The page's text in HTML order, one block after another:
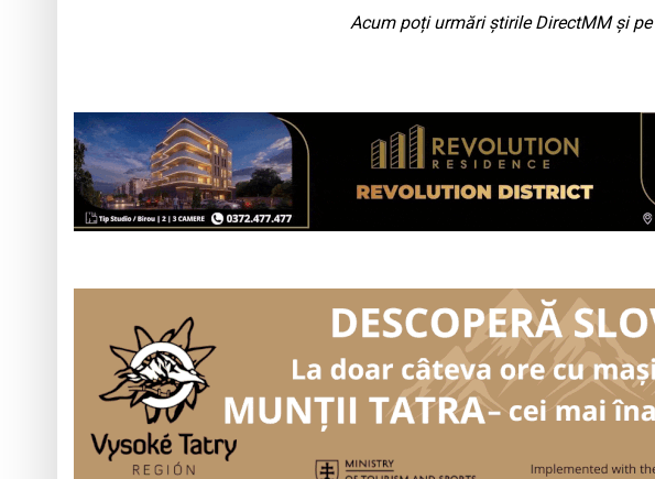
Acum poți urmări știrile DirectMM și pe